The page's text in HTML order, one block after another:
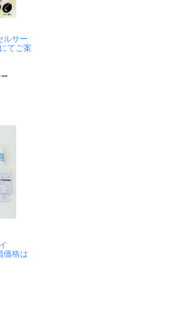
ルサー
てご案
価格は